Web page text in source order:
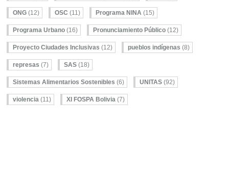
ONG (12) OSC (11) Programa NINA (15)
Programa Urbano (16) Pronunciamiento Público (12)
Proyecto Ciudades Inclusivas (12) pueblos indígenas (8)
represas (7) SAS (18)
Sistemas Alimentarios Sostenibles (6) UNITAS (92)
violencia (11) XI FOSPA Bolivia (7)